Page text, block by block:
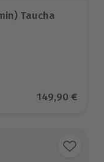
Taucha
Aktueller
149,90 €